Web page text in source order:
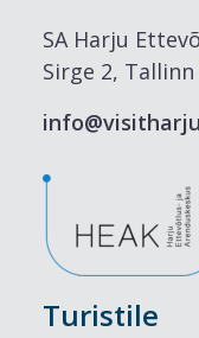
SA Harju
Sirge 2, Tallinn
Turistile